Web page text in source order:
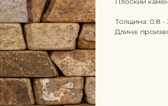
Толщина: 0.8 -
Длина: